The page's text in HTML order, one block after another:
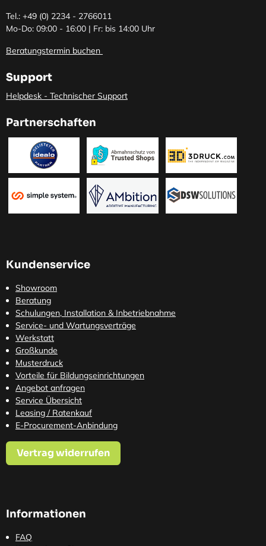
Tel.: +49 (0) 2234 - 2766011
Mo-Do: 09:00 - 16:00 | Fr: bis 14:00 Uhr
Beratungstermin buchen
Support
Helpdesk - Technischer Support
Partnerschaften
Kundenservice
Showroom
Beratung
Schulungen, Installation & Inbetriebnahme
Service- und Wartungsverträge
Werkstatt
Großkunde
Musterdruck
Vorteile für Bildungseinrichtungen
Angebot anfragen
Service Übersicht
Leasing / Ratenkauf
E-Procurement-Anbindung
Vertrag widerrufen
Informationen
FAQ